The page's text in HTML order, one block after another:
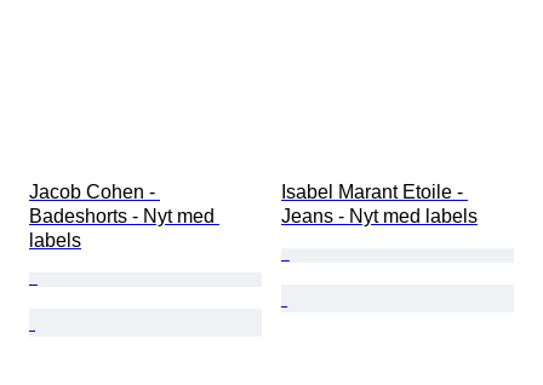
Jacob Cohen -
Badeshorts - Nyt med
labels
Isabel Marant Etoile -
Jeans - Nyt med labels